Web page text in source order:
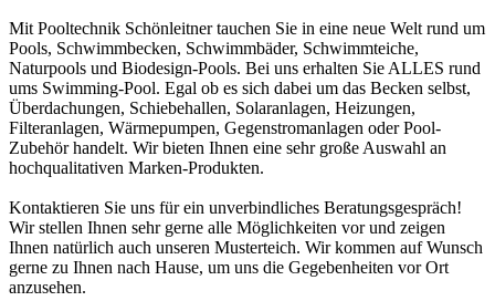
Mit Pooltechnik Schönleitner tauchen Sie in eine neue Welt rund um
Pools, Schwimmbecken, Schwimmbäder, Schwimmteiche,
Naturpools und Biodesign-Pools. Bei uns erhalten Sie ALLES rund
ums Swimming-Pool. Egal ob es sich dabei um das Becken selbst,
Überdachungen, Schiebehallen, Solaranlagen, Heizungen,
Filteranlagen, Wärmepumpen, Gegenstromanlagen oder Pool-
Zubehör handelt. Wir bieten Ihnen eine sehr große Auswahl an
hochqualitativen Marken-Produkten.
Kontaktieren Sie uns für ein unverbindliches Beratungsgespräch!
Wir stellen Ihnen sehr gerne alle Möglichkeiten vor und zeigen
Ihnen natürlich auch unseren Musterteich. Wir kommen auf Wunsch
gerne zu Ihnen nach Hause, um uns die Gegebenheiten vor Ort
anzusehen.